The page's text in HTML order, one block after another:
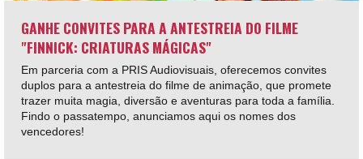
GANHE CONVITES PARA A ANTESTREIA DO FILME
"FINNICK: CRIATURAS MÁGICAS"
Em parceria com a PRIS Audiovisuais, oferecemos convites
duplos para a antestreia do filme de animação, que promete
trazer muita magia, diversão e aventuras para toda a família.
Findo o passatempo, anunciamos aqui os nomes dos
vencedores!